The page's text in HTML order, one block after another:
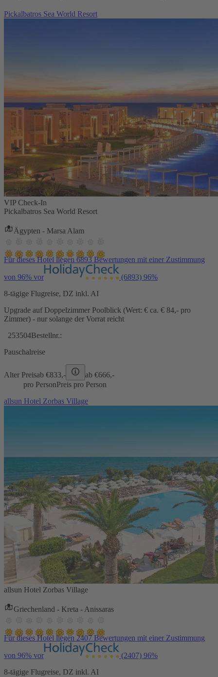
Pickalbatros Sea World Resort
VIP Check-In
Pickalbatros Sea World Resort
Ägypten - Marsa Alam
Für dieses Hotel liegen 6893 Bewertungen mit einer Zustimmung
von 96% vor (6893) 96%
8-tägige Flugreise, DZ inkl. AI
Upgrade auf Doppelzimmer Poolblick (Wert: € ca. € 84,- pro
Zimmer) - nur solange der Vorrat reicht
253504Bestellnr.:
Pauschalreise
Alter Preisab €833,- ab €666,-
pro PersonPreis pro Person
allsun Hotel Zorbas Village
allsun Hotel Zorbas Village
Griechenland - Kreta - Anissaras
Für dieses Hotel liegen 2407 Bewertungen mit einer Zustimmung
von 96% vor (2407) 96%
8-tägige Flugreise, DZ inkl. AI